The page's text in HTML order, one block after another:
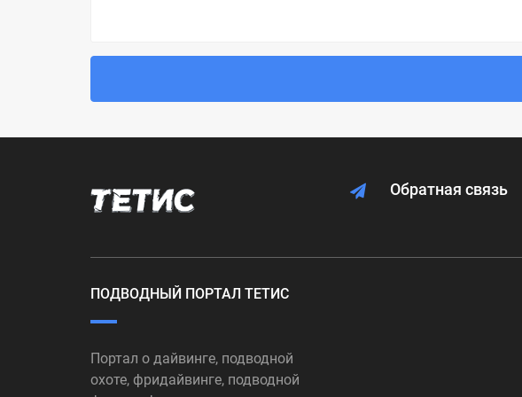
Обратная связь
ПОДВОДНЫЙ ПОРТАЛ ТЕТИС
Портал о дайвинге, подводной
охоте, фридайвинге, подводной